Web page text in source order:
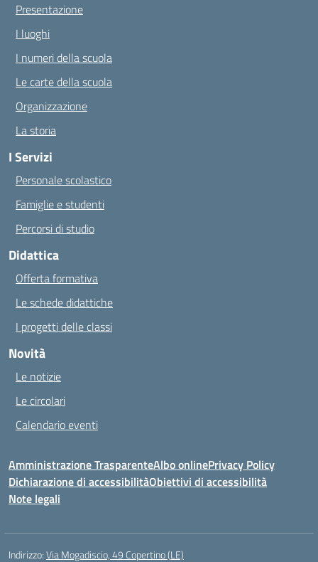
Presentazione
I luoghi
I numeri della scuola
Le carte della scuola
Organizzazione
La storia
I Servizi
Personale scolastico
Famiglie e studenti
Percorsi di studio
Didattica
Offerta formativa
Le schede didattiche
I progetti delle classi
Novità
Le notizie
Le circolari
Calendario eventi
Amministrazione TrasparenteAlbo onlinePrivacy Policy
Dichiarazione di accessibilitàObiettivi di accessibilità
Note legali
Indirizzo:Via Mogadiscio, 49 Copertino (LE)